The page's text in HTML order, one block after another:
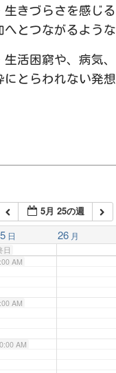
生きづらさを感じ
へとつながるよう
生活困窮や、病気
にとらわれない発
理
5月 25の週
日 26 月
日
AM
3:00 AM
AM
AM
AM
AM